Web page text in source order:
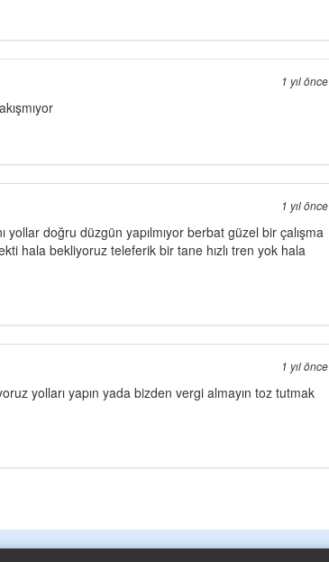
1 yıl önce
1 yıl önce
doğru düzgün yapılmıyor berbat güzel bir çalışma
hala bekliyoruz teleferik bir tane hızlı tren yok hala
1 yıl önce
yolları yapın yada bizden vergi almayın toz tutmak